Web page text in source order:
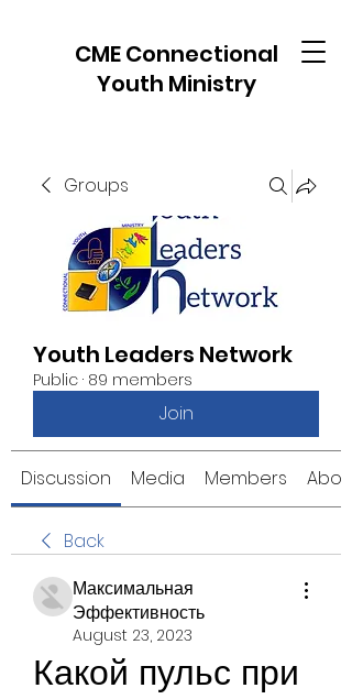
CME Connectional
Youth Ministry
Groups
Youth Leaders Network
Public · 89 members
Join
Discussion Media Members About
Back
Максимальная
Эффективность
August 23, 2023
Какой пульс при